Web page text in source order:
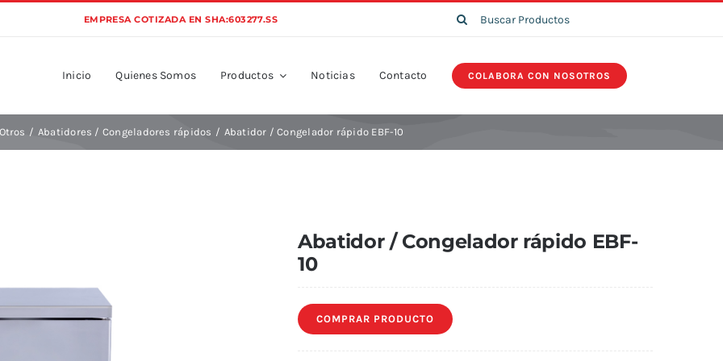
EMPRESA COTIZADA EN SHA:603277.SS
Search
Inicio Quienes Somos Productos Noticias Contacto COLABORA CON NOSOTROS
Otros Abatidores / Congeladores rápidos Abatidor / Congelador rápido EBF-10
Abatidor / Congelador rápido EBF-
10
COMPRAR PRODUCTO